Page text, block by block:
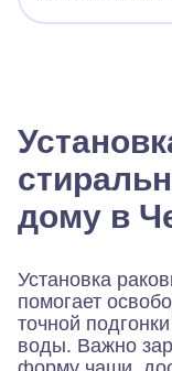
дому в
Установка
помогает
точной
воды. Важно